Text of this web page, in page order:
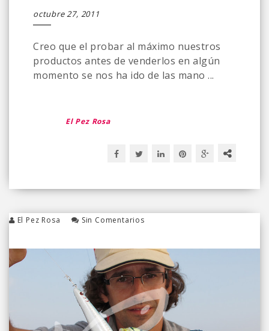
octubre 27, 2011
Creo que el probar al máximo nuestros
productos antes de venderlos en algún
momento se nos ha ido de las mano ...
El Pez Rosa
El Pez Rosa Sin Comentarios